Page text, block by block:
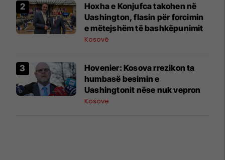
Hoxha e Konjufca takohen në
Uashington, flasin për forcimin
e mëtejshëm të bashkëpunimit
Kosovë
Hovenier: Kosova rrezikon ta
humbasë besimin e
Uashingtonit nëse nuk vepron
Kosovë